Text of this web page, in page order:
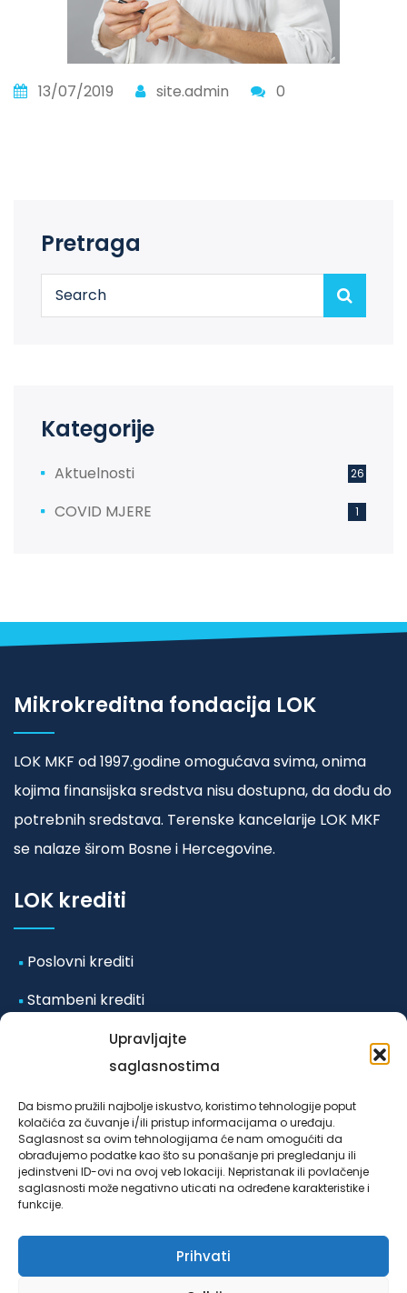
Upravljajte
saglasnostima
Da bismo pružili najbolje iskustvo, koristimo tehnologije poput
kolačića za čuvanje i/ili pristup informacijama o uređaju.
Saglasnost sa ovim tehnologijama će nam omogućiti da
obrađujemo podatke kao što su ponašanje pri pregledanju ili
jedinstveni ID-ovi na ovoj veb lokaciji. Nepristanak ili povlačenje
saglasnosti može negativno uticati na određene karakteristike i
funkcije.
Prihvati
13/07/2019 site.admin 0
Pretraga
Kategorije
Aktuelnosti 26
COVID MJERE 1
Mikrokreditna fondacija LOK
LOK MKF od 1997.godine omogućava svima, onima
kojima finansijska sredstva nisu dostupna, da dođu do
potrebnih sredstava. Terenske kancelarije LOK MKF
se nalaze širom Bosne i Hercegovine.
LOK krediti
Poslovni krediti
Stambeni krediti
Mikro i mala preduzeća
Ostali krediti
Odluka o posebnim mjerama koje se primjenjuju u
vanrednim okolnostima-poplave iz
oktobra/listopada 2024. godine za klijente LOK
Hercegovine, broj 4953/03/24 od 25.10.2024. godine.